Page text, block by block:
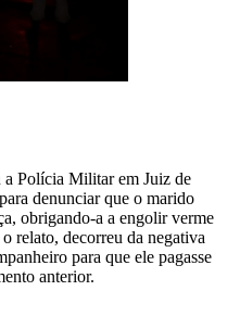
Polícia Militar em Juiz de
denunciar que o marido
obrigando-a a engolir verme
relato, decorreu da negativa
para que ele pagasse
anterior.